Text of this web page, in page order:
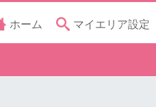
ホーム マイエリア設定